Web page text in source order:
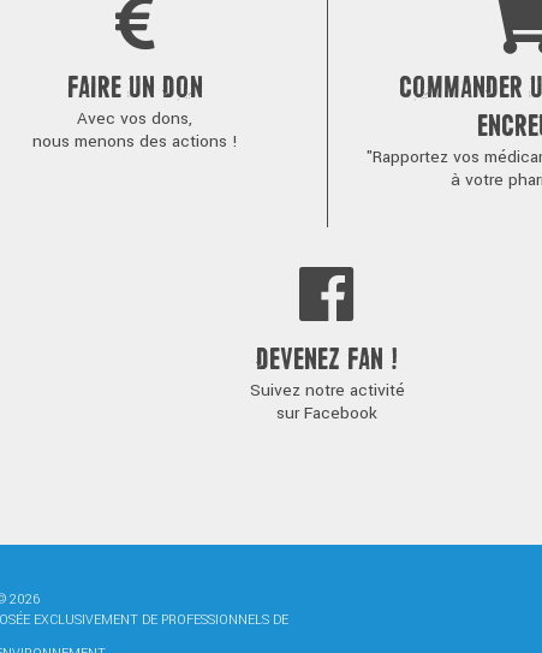
FAIRE UN DON
Avec vos dons,
nous menons des actions !
COMMANDER
"Rapportez vos
à votre
DEVENEZ FAN !
Suivez notre activité
sur Facebook
2026
EXCLUSIVEMENT DE PROFESSIONNELS DE